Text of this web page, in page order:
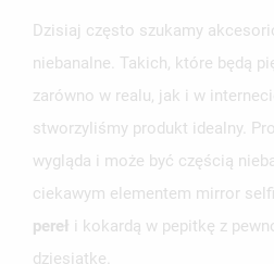
Dzisiaj często szukamy
niebanalne. Takich, które będą
zarówno w realu, jak i w
stworzyliśmy produkt idealny.
wygląda i może być częścią
ciekawym elementem mirror
pereł
i kokardą w pepitkę z
dziesiątkę.